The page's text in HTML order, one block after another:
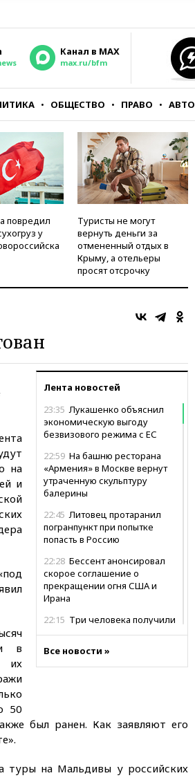
Канал в MAX
max.ru/bfm
ОБЩЕСТВО ПРАВО АВТО
повредил
у
Туристы не могут
вернуть деньги за
отмененный отдых в
Крыму, а отельеры
просят отсрочку
Лента новостей
23:35 Лукашенко объяснил
экономическую выгоду
безвизового режима с ЕС
22:59 На башню ресторана
«Армения» в Москве вернут
утраченную скульптуру
балерины
22:45 Литовец протаранил
погранпункт при попытке
попасть в Россию
22:28 Бессент анонсировал
скорое соглашение о
прекращении огня США и
Ирана
22:15 Три человека получили
ножевые ранения при
22:00Путин поручил выделить
отказал Украине в
21:35После пожара на складе
Все новости »
на
и
в
их
50
был ранен. Как заявляют его
туры на Мальдивы у российских